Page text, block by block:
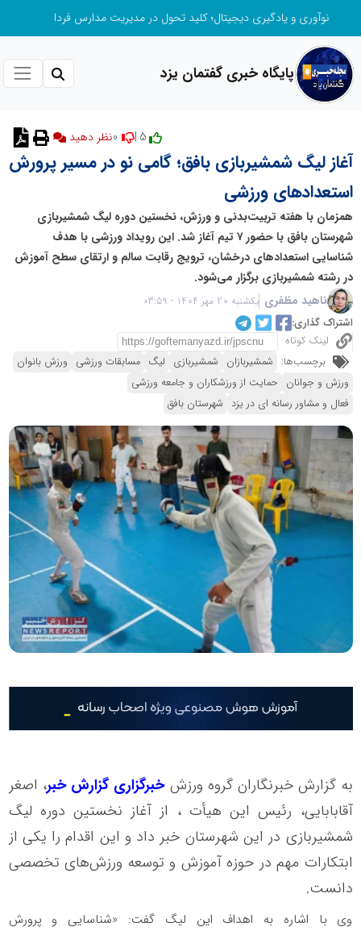
نوآوری و یادگیری دیجیتال؛ کلید تحول در مدیریت مدارس فردا
پایگاه خبری گفتمان یزد
5 |
آغاز لیگ شمشیربازی بافق؛ گامی نو در مسیر پرورش
استعدادهای ورزشی
همزمان با هفته تربیت‌بدنی و ورزش، نخستین دوره لیگ شمشیربازی
شهرستان بافق با حضور ۷ تیم آغاز شد. این رویداد ورزشی با هدف
شناسایی استعدادهای درخشان، ترویج رقابت سالم و ارتقای سطح آموزش
در رشته شمشیربازی برگزار می‌شود.
ناهید مظفری یکشنبه 20 مهر 1404 - 03:59
اشتراک گذاری:
لینک کوتاه
برچسب‌ها: شمشیربازان شمشیربازی لیگ مسابقات ورزشی ورزش بانوان
ورزش و جوانان حمایت از ورزشکاران و جامعه ورزشی
فعال و مشاور رسانه ای در یزد شهرستان بافق
به گزارش خبرنگاران گروه ورزش خبرگزاری گزارش خبر، اصغر
آقابابایی، رئیس این هیأت ، از آغاز نخستین دوره لیگ
شمشیربازی در این شهرستان خبر داد و این اقدام را یکی از
ابتکارات مهم در حوزه آموزش و توسعه ورزش‌های تخصصی
دانست.
وی با اشاره به اهداف این لیگ گفت: «شناسایی و پرورش